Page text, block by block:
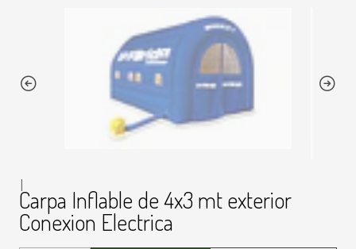
|
Carpa Inflable de 4x3 mt exterior
Conexion Electrica